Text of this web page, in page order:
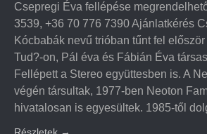
Csepregi Éva fellépése
3539, +36 70 776 7390 Ajánlatkérés
Kócbabák nevű trióban tűnt fel
Tud?-on, Pál éva és Fábián Éva
Fellépett a Stereo együttesben is. A
végén társultak, 1977-ben Neoton
hivatalosan is egyesültek. 1985-től